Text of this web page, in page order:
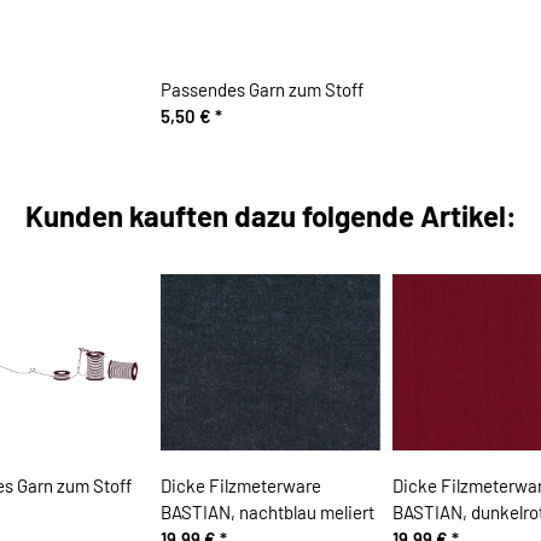
Passendes Garn zum Stoff
5,50 € *
Kunden kauften dazu folgende Artikel:
Garn zum Stoff
Dicke Filzmeterware
BASTIAN, nachtblau meliert
Dicke
BASTIAN,